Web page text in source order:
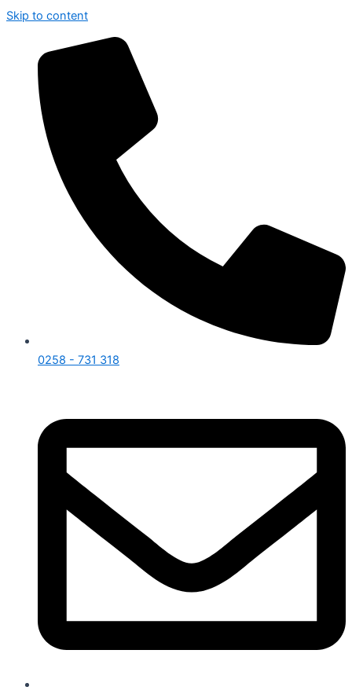
Skip to content
0258 - 731 318